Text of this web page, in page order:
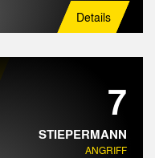
Details
7
STIEPERMANN
ANGRIFF